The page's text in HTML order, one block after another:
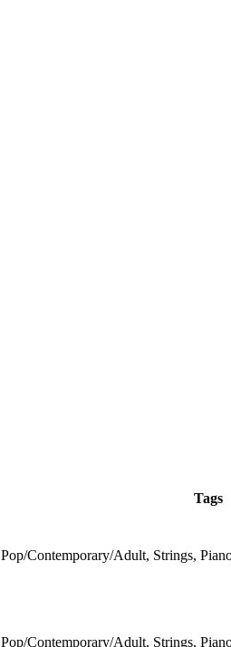
Tags
Pop/Contemporary/Adult, Strings,
Pop/Contemporary/Adult, Strings,